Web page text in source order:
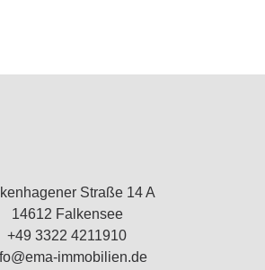
Straße 14 A
14612 Falkensee
+49 3322 4211910
immobilien.de